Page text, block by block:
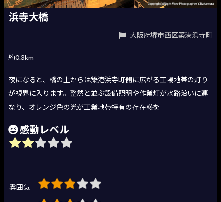
浜寺大橋
大阪府堺市西区築港浜寺町
約0.3km
夜になると、橋の上からは築港浜寺町側に広がる工場地帯の灯り
が視界に入ります。整然と並ぶ設備照明や作業灯が水路沿いに連
なり、オレンジ色の光が工業地帯特有の存在感を
感動レベル
雰囲気